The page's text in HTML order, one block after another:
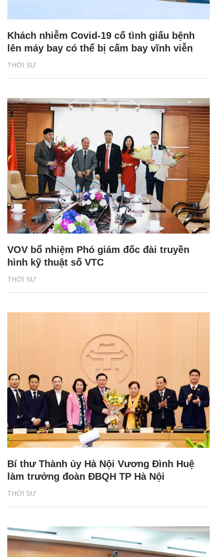
THỜI SỰ
Khách nhiễm Covid-19 cố tình giấu bệnh
lên máy bay có thể bị cấm bay vĩnh viễn
THỜI SỰ
VOV bổ nhiệm Phó giám đốc đài truyền
hình kỹ thuật số VTC
THỜI SỰ
Bí thư Thành ủy Hà Nội Vương Đình Huệ
làm trưởng đoàn ĐBQH TP Hà Nội